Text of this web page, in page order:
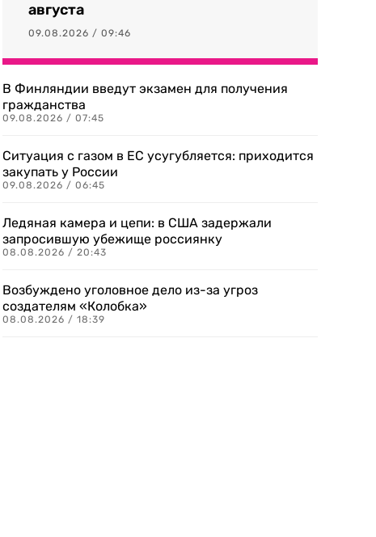
августа
09.08.2026 / 09:46
В Финляндии введут экзамен для получения
гражданства
09.08.2026 / 07:45
Ситуация с газом в ЕС усугубляется: приходится
закупать у России
09.08.2026 / 06:45
Ледяная камера и цепи: в США задержали
запросившую убежище россиянку
08.08.2026 / 20:43
Возбуждено уголовное дело из-за угроз
создателям «Колобка»
08.08.2026 / 18:39